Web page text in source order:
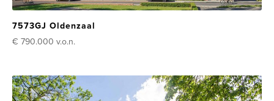
7573GJ Oldenzaal
€ 790.000 v.o.n.